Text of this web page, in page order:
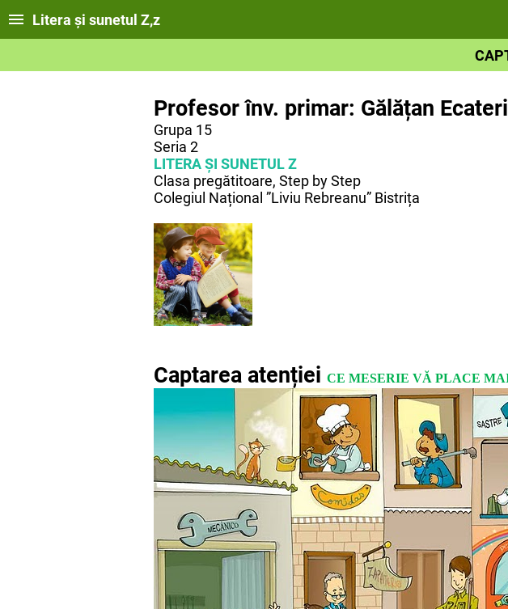
Litera și sunetul Z,z
Profesor înv. primar: Gălățan
Grupa 15
Seria 2
LITERA ȘI SUNETUL Z
Clasa pregătitoare, Step by Step
Colegiul Național ”Liviu Rebreanu” Bistrița
Captarea atenției CE MESERIE VĂ PLACE